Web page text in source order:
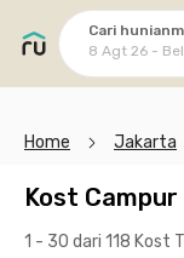
Cari
8 Agt 26 -
Home Jakarta
Kost
1 - 30 dari 118 Kost